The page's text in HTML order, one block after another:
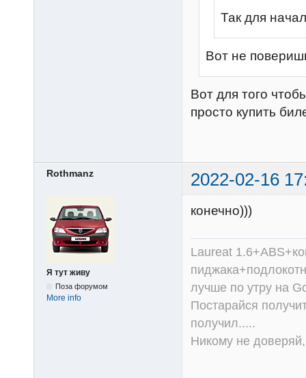
Так для
Вот не
Вот для того
просто купить
Rothmanz 2022-02-16
Я тут живу
Поза форумом
More info
конечно)))
Laureat
лучше по утру на
Постарайся
получил.....
Никому не